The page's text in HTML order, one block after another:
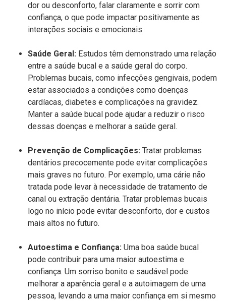
dor ou desconforto, falar claramente e sorrir com
confiança, o que pode impactar positivamente as
interações sociais e emocionais.
Saúde Geral: Estudos têm demonstrado uma relação
entre a saúde bucal e a saúde geral do corpo.
Problemas bucais, como infecções gengivais, podem
estar associados a condições como doenças
cardíacas, diabetes e complicações na gravidez.
Manter a saúde bucal pode ajudar a reduzir o risco
dessas doenças e melhorar a saúde geral.
Prevenção de Complicações: Tratar problemas
dentários precocemente pode evitar complicações
mais graves no futuro. Por exemplo, uma cárie não
tratada pode levar à necessidade de tratamento de
canal ou extração dentária. Tratar problemas bucais
logo no início pode evitar desconforto, dor e custos
mais altos no futuro.
Autoestima e Confiança: Uma boa saúde bucal
pode contribuir para uma maior autoestima e
confiança. Um sorriso bonito e saudável pode
melhorar a aparência geral e a autoimagem de uma
pessoa, levando a uma maior confiança em si mesmo